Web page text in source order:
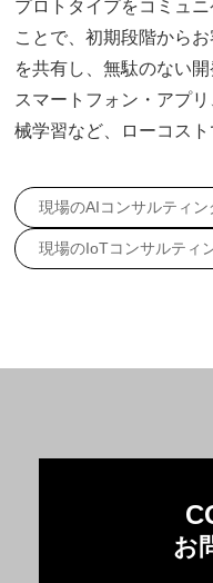
プロトタイプをコミュ
ことで、初期段階から
を共有し、無駄のない開
スマートフォン・アプ
械学習など、ローコスト
現場のAIコンサルティン
現場のIoTコンサルティ
お